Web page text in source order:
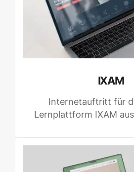
IXAM
Internetauftritt für
Lernplattform IXAM